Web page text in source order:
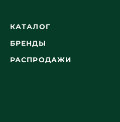
КАТАЛОГ
БРЕНДЫ
РАСПРОДАЖИ